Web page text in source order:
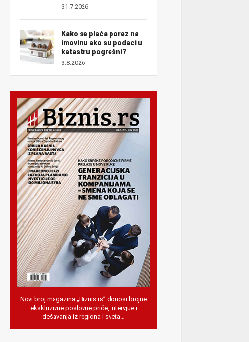
31.7.2026
Kako se plaća porez na
imovinu ako su podaci u
katastru pogrešni?
3.8.2026
Novi broj magazina „Biznis.rs” donosi brojne
ekskluzivne poslovne priče, intervjue i
dešavanja iz regiona i sveta…